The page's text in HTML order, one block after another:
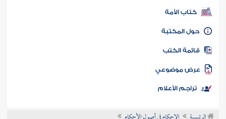
كتب PDF
كتاب الأمة
المكتبة
الكتب
موضوعي
تراجم الأعلام